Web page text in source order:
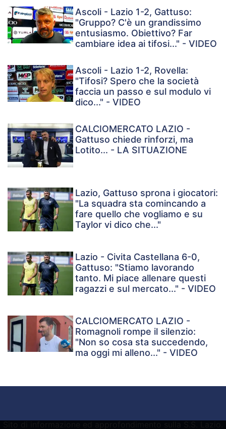
Ascoli - Lazio 1-2, Gattuso:
"Gruppo? C'è un grandissimo
entusiasmo. Obiettivo? Far
cambiare idea ai tifosi..." - VIDEO
Ascoli - Lazio 1-2, Rovella:
"Tifosi? Spero che la società
faccia un passo e sul modulo vi
dico..." - VIDEO
CALCIOMERCATO LAZIO -
Gattuso chiede rinforzi, ma
Lotito... - LA SITUAZIONE
Lazio, Gattuso sprona i giocatori:
"La squadra sta comincando a
fare quello che vogliamo e su
Taylor vi dico che..."
Lazio - Civita Castellana 6-0,
Gattuso: "Stiamo lavorando
tanto. Mi piace allenare questi
ragazzi e sul mercato..." - VIDEO
CALCIOMERCATO LAZIO -
Romagnoli rompe il silenzio:
"Non so cosa sta succedendo,
ma oggi mi alleno..." - VIDEO